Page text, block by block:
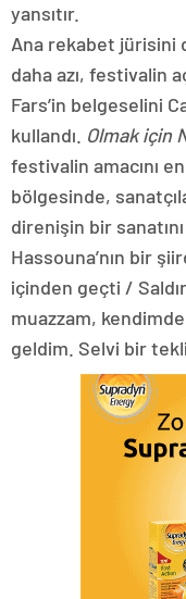
yansıtır.
Ana rekabet jürisini
daha azı, festivalin
Fars’in belgeselini
kullandı. Olmak için
festivalin amacını
bölgesinde,
direnişin bir
Hassouna’nın bir
içinden geçti /
muazzam,
geldim. Selvi bir